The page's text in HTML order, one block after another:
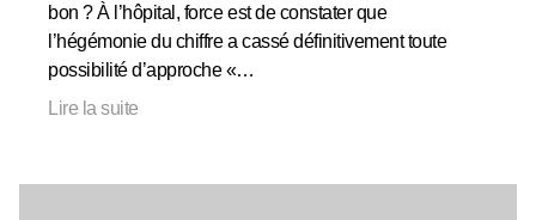
bon ? À l’hôpital, force est de constater que
l’hégémonie du chiffre a cassé définitivement toute
possibilité d’approche «…
Lire la suite